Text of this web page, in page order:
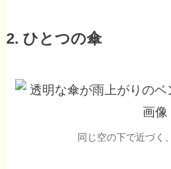
2. ひとつの傘
同じ空の下で近づく